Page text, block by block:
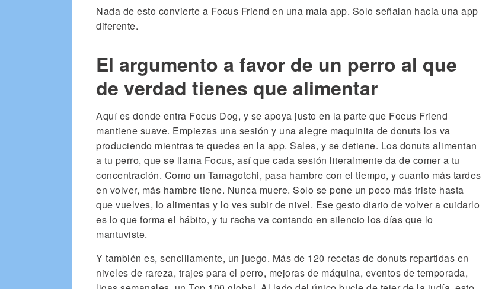
Nada de esto convierte a Focus Friend en una mala app. Solo señalan hacia una app
diferente.
El argumento a favor de un perro al que
de verdad tienes que alimentar
Aquí es donde entra Focus Dog, y se apoya justo en la parte que Focus Friend
mantiene suave. Empiezas una sesión y una alegre maquinita de donuts los va
produciendo mientras te quedes en la app. Sales, y se detiene. Los donuts alimentan
a tu perro, que se llama Focus, así que cada sesión literalmente da de comer a tu
concentración. Como un Tamagotchi, pasa hambre con el tiempo, y cuanto más tardes
en volver, más hambre tiene. Nunca muere. Solo se pone un poco más triste hasta
que vuelves, lo alimentas y lo ves subir de nivel. Ese gesto diario de volver a cuidarlo
es lo que forma el hábito, y tu racha va contando en silencio los días que lo
mantuviste.
Y también es, sencillamente, un juego. Más de 120 recetas de donuts repartidas en
niveles de rareza, trajes para el perro, mejoras de máquina, eventos de temporada,